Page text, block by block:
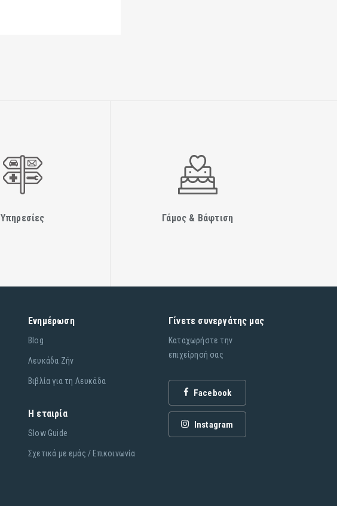
Υπηρεσίες Γάμος & Βάφτιση
Ενημέρωση
Blog
Λευκάδα Ζήν
Βιβλία για τη Λευκάδα
Η εταιρία
Slow Guide
Σχετικά με εμάς / Επικοινωνία
Γίνετε συνεργάτης μας
Καταχωρήστε την
επιχείρησή σας
Facebook
Instagram